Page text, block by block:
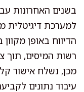
בשנים האחרונות
למערכת דיגיטלית
הדיווח באופן
רשות המיסים, תוך
מכן, נשלח אישור
עיבוד נתונים